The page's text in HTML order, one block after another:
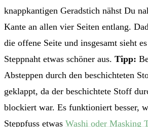
knappkantigen Geradstich nähst Du
Kante an allen vier Seiten entlang.
die offene Seite und insgesamt sieht
Steppnaht etwas schöner aus. Tipp:
Absteppen durch den beschichteten
geklappt, da der beschichtete Stoff
blockiert war. Es funktioniert besser,
Steppfuss etwas Washi oder Masking